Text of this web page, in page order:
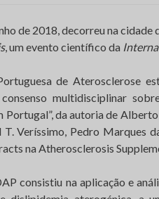
de 2018, decorreu na cidade
, um evento científico da
de Aterosclerose
multidisciplinar
Portugal”, da autoria de
Veríssimo, Pedro Marques
na Atherosclerosis
consistiu na aplicação e